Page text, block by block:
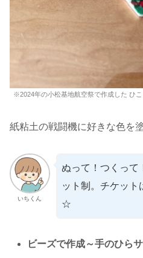
※2024年の小松基地航空祭で作成した ひこ
紙粘土の戦闘機に好きな色を
いちくん
ぬって！つくって
ット制。チケット
☆
ビーズで作成～手のひら